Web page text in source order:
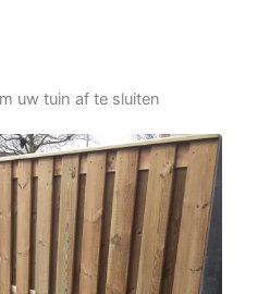
uw tuin af te sluiten